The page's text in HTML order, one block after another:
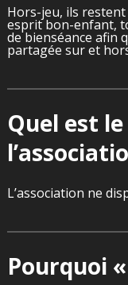
Hors-jeu, ils
esprit bon-enfant,
de bienséance afin
partagée sur et
Quel est
L’association ne
Pourquoi «